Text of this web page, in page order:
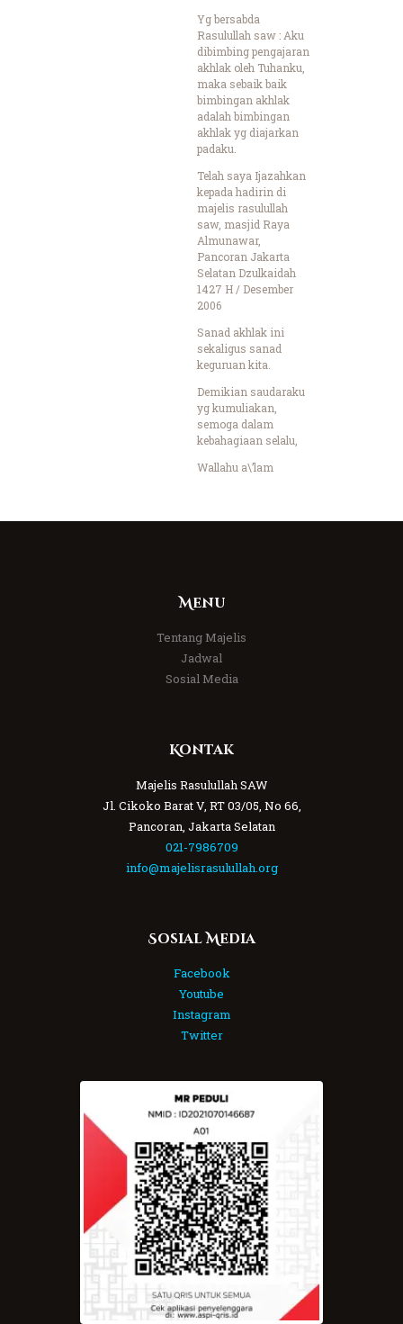
Yg bersabda
Rasulullah saw : Aku
dibimbing pengajaran
akhlak oleh Tuhanku,
maka sebaik baik
bimbingan akhlak
adalah bimbingan
akhlak yg diajarkan
padaku.
Telah saya Ijazahkan
kepada hadirin di
majelis rasulullah
saw, masjid Raya
Almunawar,
Pancoran Jakarta
Selatan Dzulkaidah
1427 H / Desember
2006
Sanad akhlak ini
sekaligus sanad
keguruan kita.
Demikian saudaraku
yg kumuliakan,
semoga dalam
kebahagiaan selalu,
Wallahu a\’lam
Menu
Tentang Majelis
Jadwal
Sosial Media
Kontak
Majelis Rasulullah SAW
Jl. Cikoko Barat V, RT 03/05, No 66,
Pancoran, Jakarta Selatan
021-7986709
info@majelisrasulullah.org
Sosial Media
Facebook
Youtube
Instagram
Twitter